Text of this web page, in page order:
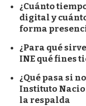
¿Cuánto
digital y
forma
¿Para qué
INE qué fines
¿Qué pasa si
Instituto
la respalda